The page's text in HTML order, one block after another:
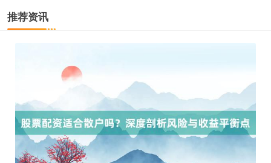
7730.00 -1.00 -0.01%
推荐资讯